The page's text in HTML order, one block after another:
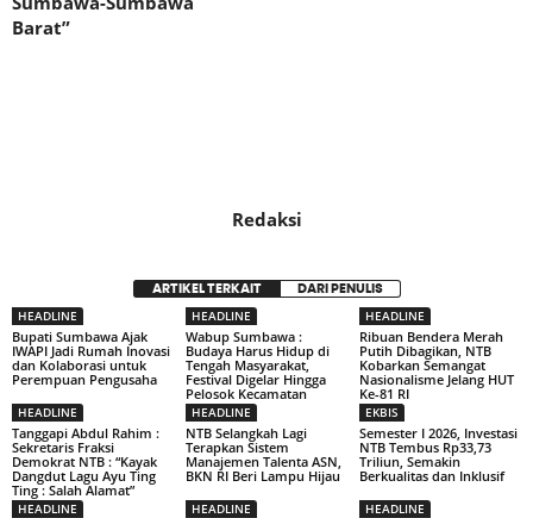
Barat”
Redaksi
ARTIKEL TERKAIT DARI PENULIS
HEADLINE
Bupati Sumbawa Ajak
IWAPI Jadi Rumah Inovasi
dan Kolaborasi untuk
Perempuan Pengusaha
HEADLINE
Wabup Sumbawa :
Budaya Harus Hidup di
Tengah Masyarakat,
Festival Digelar Hingga
Pelosok Kecamatan
HEADLINE
Ribuan Bendera Merah
Putih Dibagikan, NTB
Kobarkan Semangat
Nasionalisme Jelang HUT
Ke-81 RI
HEADLINE
Tanggapi Abdul Rahim :
Sekretaris Fraksi
Demokrat NTB : “Kayak
Dangdut Lagu Ayu Ting
Ting : Salah Alamat”
HEADLINE
NTB Selangkah Lagi
Terapkan Sistem
Manajemen Talenta ASN,
BKN RI Beri Lampu Hijau
EKBIS
Semester I 2026, Investasi
NTB Tembus Rp33,73
Triliun, Semakin
Berkualitas dan Inklusif
HEADLINE HEADLINE HEADLINE